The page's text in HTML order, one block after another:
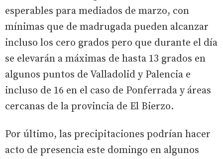
esperables para mediados de marzo, con
mínimas que de madrugada pueden alcanzar
incluso los cero grados pero que durante el día
se elevarán a máximas de hasta 13 grados en
algunos puntos de Valladolid y Palencia e
incluso de 16 en el caso de Ponferrada y áreas
cercanas de la provincia de El Bierzo.
Por último, las precipitaciones podrían hacer
acto de presencia este domingo en algunos